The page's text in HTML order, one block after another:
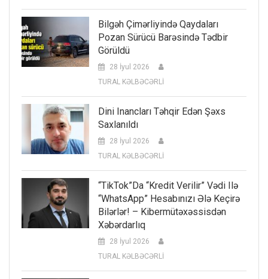
Bilgəh Çimərliyində Qaydaları
Pozan Sürücü Barəsində Tədbir
Görüldü
28 İyul 2026
TURAL KƏLBƏCƏRLİ
Dini Inancları Təhqir Edən Şəxs
Saxlanıldı
28 İyul 2026
TURAL KƏLBƏCƏRLİ
“TikTok”da “kredit Verilir” Vədi Ilə
“WhatsApp” Hesabınızı Ələ Keçirə
Bilərlər! – Kibermütəxəssisdən
Xəbərdarlıq
28 İyul 2026
TURAL KƏLBƏCƏRLİ